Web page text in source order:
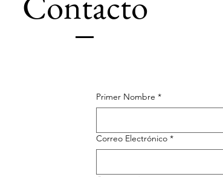
Primer Nombre *
Correo Electrónico *